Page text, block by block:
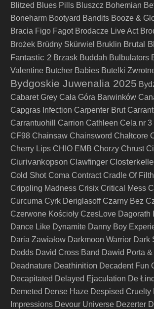
Blitzed Blues Pills Bluszcz Bohemian
Boneharm Bootyard Bandits Booze &
Bracia Figo Fagot Brodacze Live Act
Brożek Brüdny Skürwiel Bruklin Brutal
Fantastic 2 Brzask Buddah Bulbulators
Valentine Butcher Babies Butelki
Bydgoskie Juwenalia 2025
Cabaret Grey Cała Góra Barwinków
Capgras Infection Carpenter Brut
Carrantuohill
Carrion Cathleen Cela nr 3
CF98 Chainsaw Chainsword Chałtcore
Cherry Lips CHIO EMB Chorzy Chrust
Ciurivankopson Clawfinger
Cold Shot Coma Contract Cradle Of Filth
Crippling Madness Crisix Critical Mess
Curcuma Cyrk Deriglasoff Czarny Bez
Czerwone Kościoły CzesLove Dagorath
Dance Like Dynamite Danny Boy
Daria Zawiałow Darkmoon Warrior Dark
Dodds David Cross Band Dawid Porta &
Deadnature Deathinition Decadent Fun
Decapitated Delayed Ejaculation De
Demeted Dense Haze Despised Cruelty
Impressions Devour Universe Dezerter